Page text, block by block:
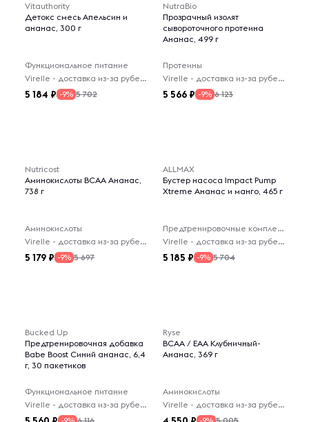
Vitauthority
Детокс смесь Апельсин и
ананас, 300 г
Функциональное питание
Virelle - доставка из-за рубежа
5 184 -9% 5 702
NutraBio
Прозрачный изолят
сывороточного протеина
Ананас, 499 г
Протеины
Virelle - доставка из-за рубежа
5 566 -9% 6 123
Nutricost
Аминокислоты BCAA Ананас,
738 г
Аминокислоты
Virelle - доставка из-за рубежа
5 179 -9% 5 697
ALLMAX
Бустер насоса Impact Pump
Xtreme Ананас и манго, 465 г
Предтренировочные комплексы
Virelle - доставка из-за рубежа
5 185 -9% 5 704
Bucked Up
Предтренировочная добавка
Babe Boost Синий ананас, 6,4
г, 30 пакетиков
Функциональное питание
Virelle - доставка из-за рубежа
Ryse
BCAA / EAA Клубничный-
Ананас, 369 г
Аминокислоты
Virelle - доставка из-за рубежа